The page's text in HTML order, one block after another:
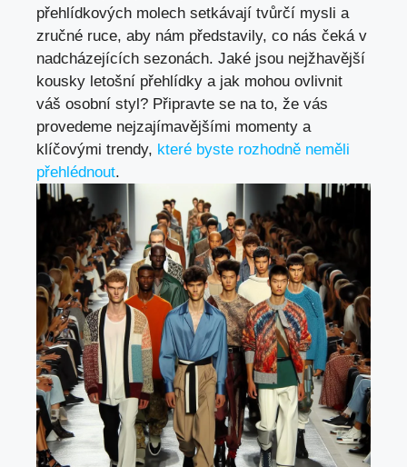
přehlídkových molech setkávají tvůrčí mysli a
zručné ruce, aby nám představily, co nás čeká v
nadcházejících sezonách. Jaké jsou nejžhavější
kousky letošní přehlídky a jak mohou ovlivnit
váš osobní styl? Připravte se na to, že vás
provedeme nejzajímavějšími momenty a
klíčovými trendy, které byste rozhodně neměli
přehlédnout.